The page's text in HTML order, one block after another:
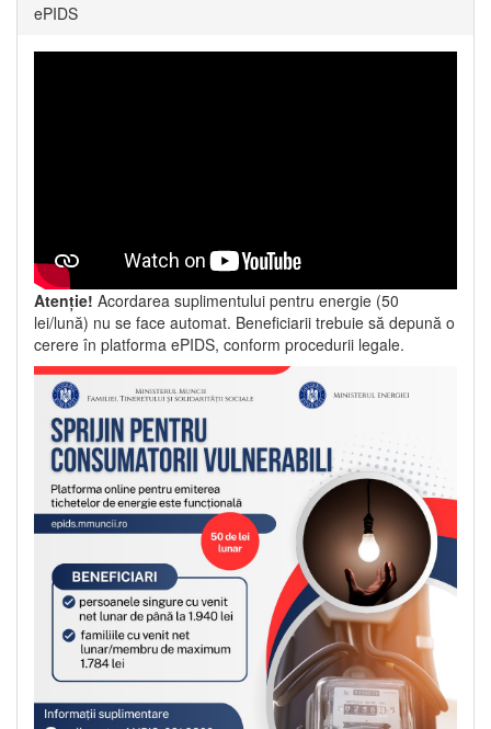
ePIDS
Atenție! Acordarea suplimentului pentru energie (50
lei/lună) nu se face automat. Beneficiarii trebuie să depună o
cerere în platforma ePIDS, conform procedurii legale.